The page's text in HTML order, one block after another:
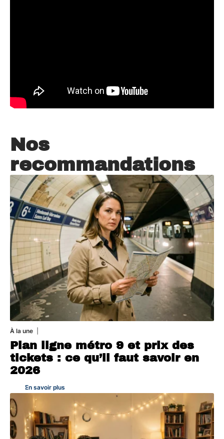
Nos
recommandations
À la une
Plan ligne métro 9 et prix des
tickets : ce qu’il faut savoir en
2026
En savoir plus